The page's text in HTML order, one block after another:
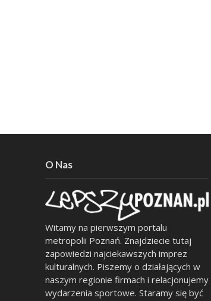
O Nas
Witamy na pierwszym portalu
metropolii Poznań. Znajdziecie tutaj
zapowiedzi najciekawszych imprez
kulturalnych. Piszemy o działających w
naszym regionie firmach i relacjonujemy
wydarzenia sportowe. Staramy się być